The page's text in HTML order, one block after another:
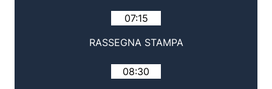
07:15
RASSEGNA STAMPA
08:30